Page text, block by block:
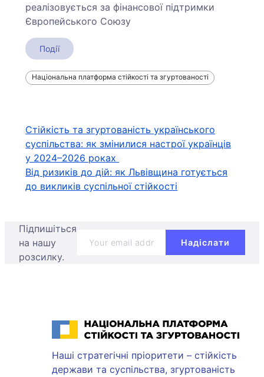
реалізовується за фінансової підтримки
Європейського Союзу
Події
Національна платформа стійкості та згуртованості
Навігація
записів
Стійкість та згуртованість українського
суспільства: як змінилися настрої українців
у 2024–2026 роках
Від ризиків до дій: як Львівщина готується
до викликів суспільної стійкості
Підпишіться
на нашу
розсилку.
Національна платформа стійкості та згуртованості
Наші стратегічні пріоритети – стійкість
держави та суспільства, згуртованість